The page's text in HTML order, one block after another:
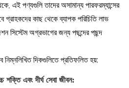
এই পণ্যগুলি তাদের অসামান্য পারফরম্যান্সের
গ্রাহকদের কাছ থেকে ব্যাপক পরিচিতি লাভ
সিস্টেম অগ্রভাগের জন্য পছন্দের পছন্দ
নিম্নলিখিত দিকগুলিতে প্রতিফলিত হয়:
শক্তি এবং দীর্ঘ সেবা জীবন: